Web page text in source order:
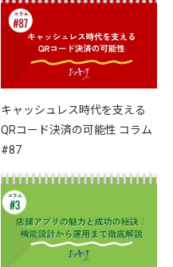
キャッシュレス時代を支える
QRコード決済の可能性 コラム
#87